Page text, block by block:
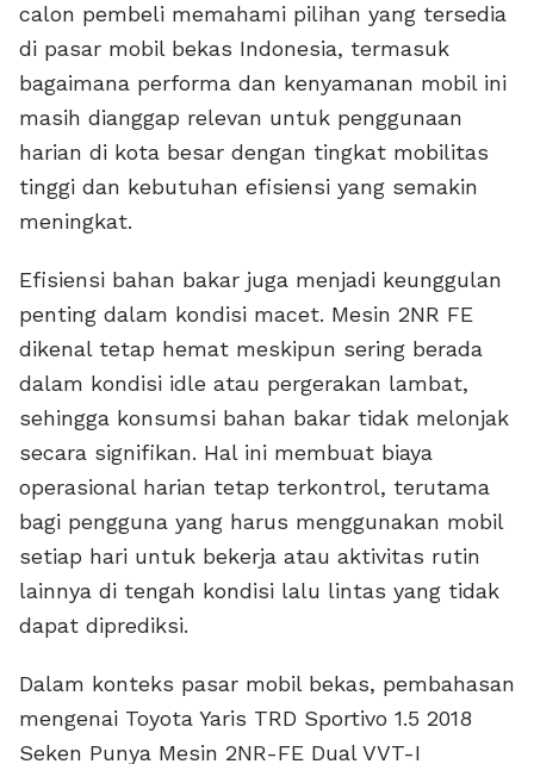
calon pembeli memahami pilihan yang tersedia
di pasar mobil bekas Indonesia, termasuk
bagaimana performa dan kenyamanan mobil ini
masih dianggap relevan untuk penggunaan
harian di kota besar dengan tingkat mobilitas
tinggi dan kebutuhan efisiensi yang semakin
meningkat.
Efisiensi bahan bakar juga menjadi keunggulan
penting dalam kondisi macet. Mesin 2NR FE
dikenal tetap hemat meskipun sering berada
dalam kondisi idle atau pergerakan lambat,
sehingga konsumsi bahan bakar tidak melonjak
secara signifikan. Hal ini membuat biaya
operasional harian tetap terkontrol, terutama
bagi pengguna yang harus menggunakan mobil
setiap hari untuk bekerja atau aktivitas rutin
lainnya di tengah kondisi lalu lintas yang tidak
dapat diprediksi.
Dalam konteks pasar mobil bekas, pembahasan
mengenai Toyota Yaris TRD Sportivo 1.5 2018
Seken Punya Mesin 2NR-FE Dual VVT-I